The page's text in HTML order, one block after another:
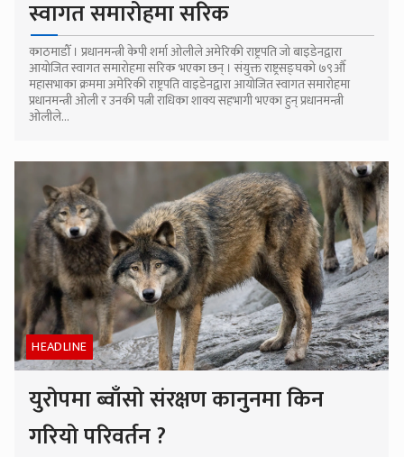
स्वागत समारोहमा सरिक
काठमाडौँ । प्रधानमन्त्री केपी शर्मा ओलीले अमेरिकी राष्ट्रपति जो बाइडेनद्वारा
आयोजित स्वागत समारोहमा सरिक भएका छन् । संयुक्त राष्ट्रसङ्घको ७९औँ
महासभाका क्रममा अमेरिकी राष्ट्रपति वाइडेनद्वारा आयोजित स्वागत समारोहमा
प्रधानमन्त्री ओली र उनकी पत्नी राधिका शाक्य सहभागी भएका हुन् प्रधानमन्त्री
ओलीले...
HEADLINE
युरोपमा ब्वाँसो संरक्षण कानुनमा किन
गरियो परिवर्तन ?